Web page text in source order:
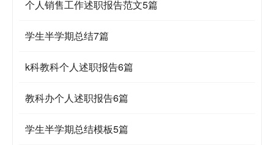
个人销售工作述职报告范文5篇
学生半学期总结7篇
k科教科个人述职报告6篇
教科办个人述职报告6篇
学生半学期总结模板5篇